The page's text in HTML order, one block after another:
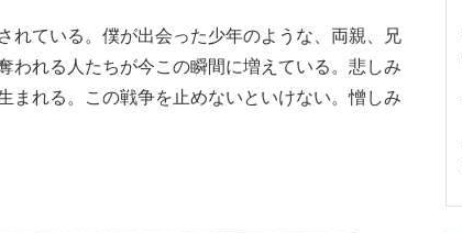
ている。僕が出会った少年のような、両親、兄
われる人たちが今この瞬間に増えている。悲しみ
まれる。この戦争を止めないといけない。憎しみ